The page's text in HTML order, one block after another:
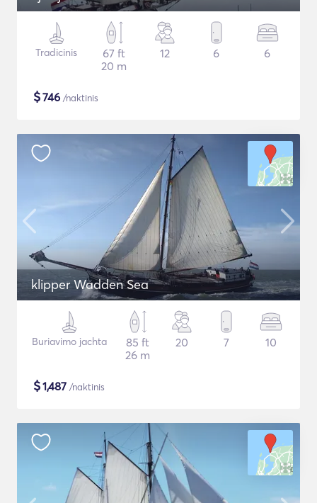
Tradicinis
67 ft
20 m
12 6 6
$746 /naktinis
klipper Wadden Sea
Buriavimo jachta
85 ft
26 m
20 7 10
$1,487 /naktinis